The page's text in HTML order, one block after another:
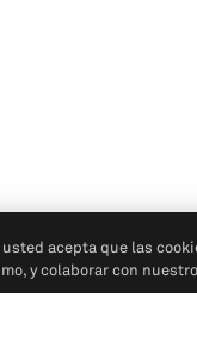
acepta que las
y colaborar con